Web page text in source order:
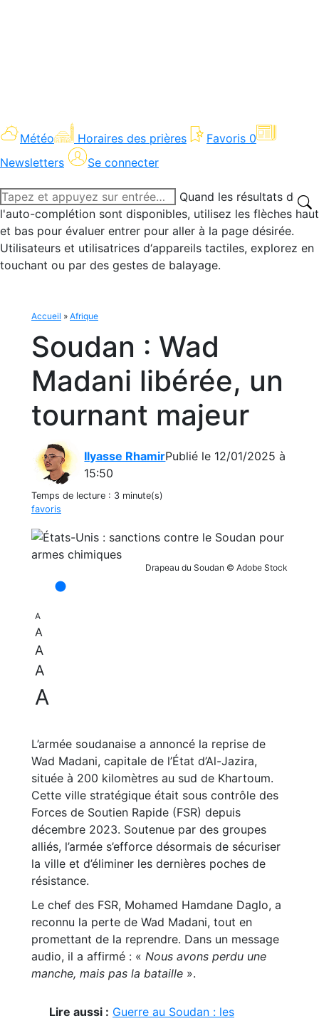
Météo Horaires des prières Favoris 0
Newsletters
Se connecter
Recherche
:
Quand les résultats de
l'auto-complétion sont disponibles, utilisez les flèches haut
et bas pour évaluer entrer pour aller à la page désirée.
Utilisateurs et utilisatrices d‘appareils tactiles, explorez en
touchant ou par des gestes de balayage.
Accueil » Afrique
Soudan : Wad
Madani libérée, un
tournant majeur
Ilyasse RhamirPublié le 12/01/2025 à
15:50
Temps de lecture : 3 minute(s)
favoris
Drapeau du Soudan © Adobe Stock
A
A
A
A
A
L’armée soudanaise a annoncé la reprise de
Wad Madani, capitale de l’État d’Al-Jazira,
située à 200 kilomètres au sud de Khartoum.
Cette ville stratégique était sous contrôle des
Forces de Soutien Rapide (FSR) depuis
décembre 2023. Soutenue par des groupes
alliés, l’armée s’efforce désormais de sécuriser
la ville et d’éliminer les dernières poches de
résistance.
Le chef des FSR, Mohamed Hamdane Daglo, a
reconnu la perte de Wad Madani, tout en
promettant de la reprendre. Dans un message
audio, il a affirmé : « Nous avons perdu une
manche, mais pas la bataille ».
Lire aussi : Guerre au Soudan : les